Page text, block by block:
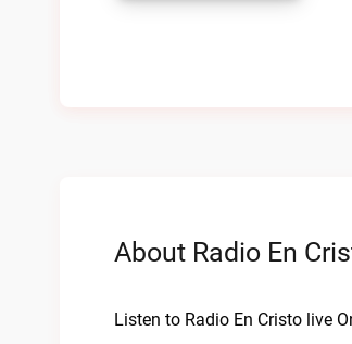
About Radio En
Listen to Radio En Cristo live